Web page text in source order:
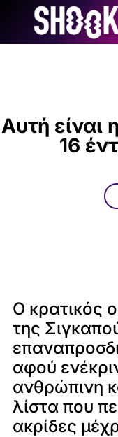
Αυτή είναι
16
Ο κρατικός
της
αφού
ανθρώπινη
λίστα που
ακρίδες